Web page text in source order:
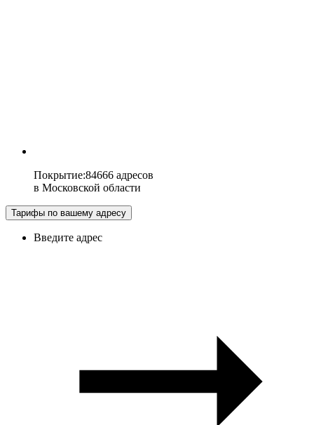
Покрытие:84666 адресов
в Московской области
Тарифы по вашему адресу
Введите адрес